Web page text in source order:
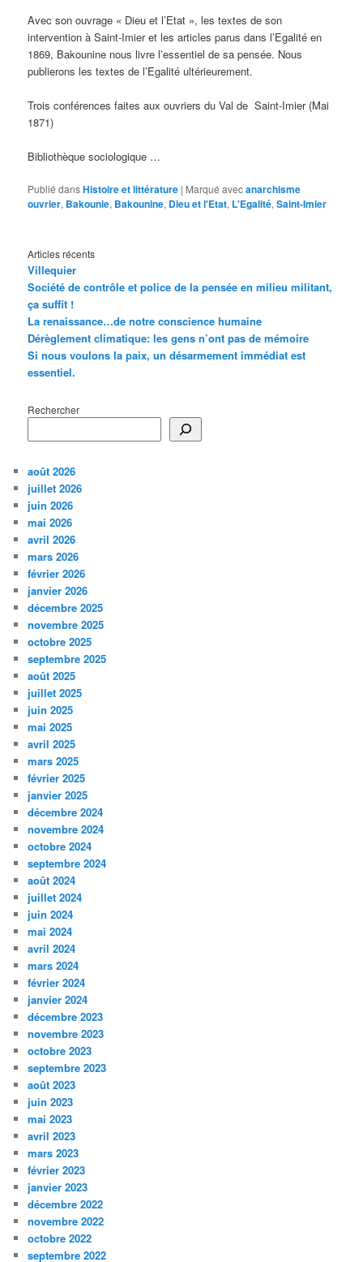
Avec son ouvrage « Dieu et l’Etat », les textes de son
intervention à Saint-Imier et les articles parus dans l’Egalité en
1869, Bakounine nous livre l’essentiel de sa pensée. Nous
publierons les textes de l’Egalité ultérieurement.
Trois conférences faites aux ouvriers du Val de Saint-Imier (Mai
1871)
Bibliothèque sociologique …
Publié dansHistoire et littérature | Marqué avecanarchisme
ouvrier, Bakounie, Bakounine, Dieu et l'Etat, L'Egalité,Saint-Imier
Articles récents
Villequier
Société de contrôle et police de la pensée en milieu militant,
ça suffit !
La renaissance…de notre conscience humaine
Dérèglement climatique: les gens n’ont pas de mémoire
Si nous voulons la paix, un désarmement immédiat est
essentiel.
Rechercher
août 2026
juillet 2026
juin 2026
mai 2026
avril 2026
mars 2026
février 2026
janvier 2026
décembre 2025
novembre 2025
octobre 2025
septembre 2025
août 2025
juillet 2025
juin 2025
mai 2025
avril 2025
mars 2025
février 2025
janvier 2025
décembre 2024
novembre 2024
octobre 2024
septembre 2024
août 2024
juillet 2024
juin 2024
mai 2024
avril 2024
mars 2024
février 2024
janvier 2024
décembre 2023
novembre 2023
octobre 2023
septembre 2023
août 2023
juin 2023
mai 2023
avril 2023
mars 2023
février 2023
janvier 2023
décembre 2022
novembre 2022
octobre 2022
septembre 2022